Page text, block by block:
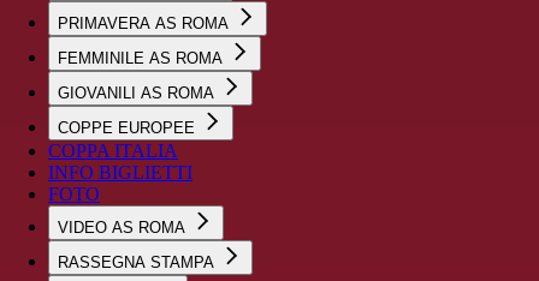
PRIMAVERA AS ROMA
FEMMINILE AS ROMA
GIOVANILI AS ROMA
COPPE EUROPEE
COPPA ITALIA
INFO BIGLIETTI
FOTO
VIDEO AS ROMA
RASSEGNA STAMPA